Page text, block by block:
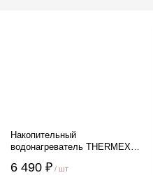
Накопительный
водонагреватель THERMEX
6 490 ₽ / шт